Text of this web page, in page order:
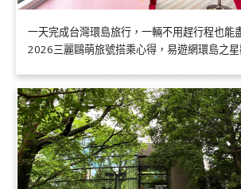
一天完成台灣環島旅行，一輛不用趕行程也能
2026三麗鷗萌旅號搭乘心得，易遊網環島之